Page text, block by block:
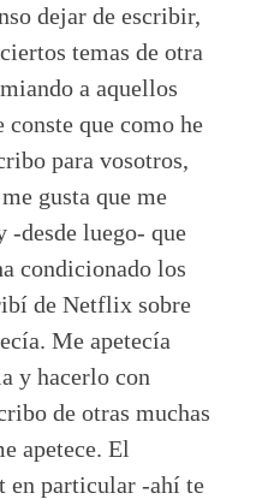
dejar de escribir,
temas de otra
a aquellos
conste que como he
para vosotros,
gusta que me
-desde luego- que
condicionado los
de Netflix sobre
Me apetecía
y hacerlo con
de otras muchas
apetece. El
en particular -ahí te